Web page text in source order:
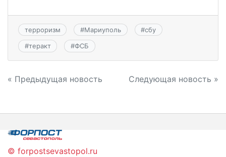
терроризм #Мариуполь #сбу
#теракт #ФСБ
Навигация
записям
« Предыдущая новость Следующая новость »
© forpostsevastopol.ru